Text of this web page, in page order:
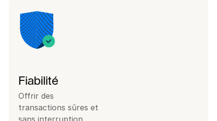
Fiabilité
Offrir des
transactions sûres et
sans interruption.